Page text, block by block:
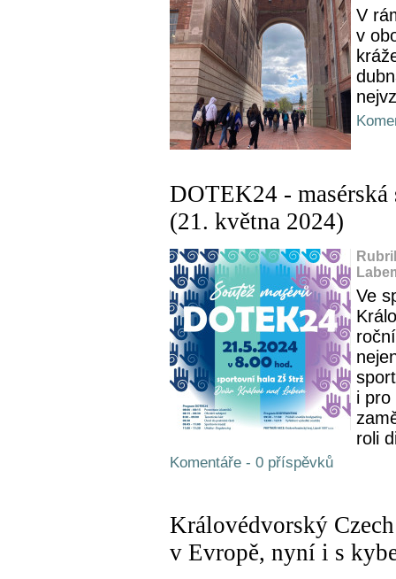
V
v
DOTEK24 -
(21. května 2024)
Ve
i pro
roli
Komentáře - 0 příspěvků
Královédvorský
v Evropě, nyní i s